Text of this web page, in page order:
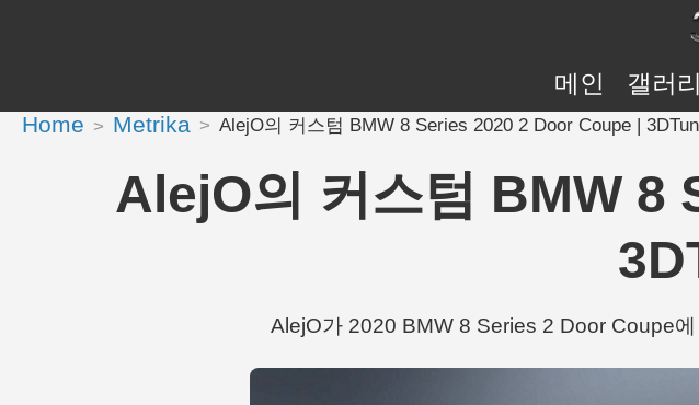
메인 갤러리
Home Metrika AlejO의 커스텀 BMW 8 Series 2020 2 Door Coupe |
AlejO의 커스텀 BMW 8
AlejO가 2020 BMW 8 Series 2 Door Coupe